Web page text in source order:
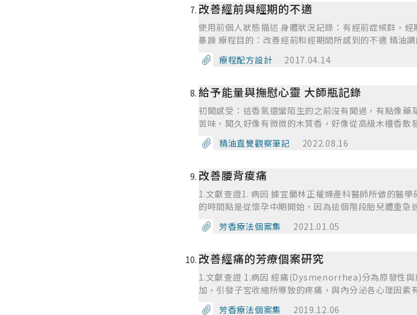
療效 大西洋雪松 是很有效的消毒劑，可以消炎、抗菌、收斂、利尿、柔軟、化痰、殺黴菌，適合治 療慢性支氣管
效。在生殖、泌尿系統方面有很有療 效，可以調節腎
的特 性有利油性膚質，能改善面皰和粉刺、幫助消除
頭皮屑和禿髮。 純正薰衣草 肌肉系統：拉傷、扭傷、關節炎、風濕、肩頸僵硬、腰痠背痛 神經系統：止痛、頭
血、驅寒、除濕、發汗、增溫、健胃、止嘔、消水腫、
肌肉痙攣、扭傷、下背部疼痛；暖筋骨、促血 循、活
根使用心得追蹤 使用前 氣味感受： 裡面的大雪、薰衣草
一堂課舉手請問老師，後來老師說骨科用油至少要 10
點狀塗，10ml 塗完約一週半，發現果然對骨科有比前
己為了骨科和痘痘，在老師建議配方之外又加了 西洋
改善經前與經期的不適
使用前個人狀態描述 身體狀況記錄：有經前症候群，經期間肚子會痛、腿部腫脹、腰痠背痛 情緒記錄：情緒會比較
暴躁 療程目的：改善經前和經期間所感到的不適 精油調配： 3% 基質名稱：葵花油 精油名稱 此精油的療效 甜茴香
舒緩經痛、幫助消化、排毒 絲柏 減緩生理期造成的水腫、減輕經前症候群、減緩靜脈曲張 葡萄柚 減輕壓力、疲
勞、抑鬱症、經前緊張症、消水腫 岩蘭草 促進腿部循環、減緩偏頭痛、改善睡眠、平靜心靈 使用心得追蹤 剛剛聞
療程配方設計 2017.04.14
給予能量與撫慰心靈 大師瓶記錄
初聞感受：這香氣還蠻陌生的之前沒有聞過，有點像
苦味，聞久好像有微微的木質香，好像從高級木櫃香散發出來。 身體各系統感應綜合觀察： 這香
沒有聞過，有點像藥草的氣味，有涼涼的味道，有迷
好像從高級木櫃香散發出來，也伴隨者甜甜的氣味，
印象中好像有夢到月經快要來了，醒來去廁所果然沒錯
這味道非常的怪，這大概是我調香裡不太會選擇的精
有關吧！想付出點能力去幫助別人，但有時在人群裡又
正需要它。雖然不愛這隻精油的氣味，但從初階一直
+佛手柑的按摩油做使用。
精油直覺觀察筆記 2022.08.16
改善腰背痠痛
1.文獻查證1. 病因 據宜蘭林正權婦產科醫師所做的醫
的時間點是從懷孕中期開始，因為這個階段胎兒體重
空間與力氣去承受小寶寶幸福的體積與重量，腹部與
骨上韌帶會在懷孕過程中因為妊娠分泌激素變鬆弛，
有可能會使得腰痛、下背痛長年如影隨形。 如果薦髂韌帶鬆弛的話，就無法好好抓緊薦椎和髂骨，等於骨盆和腰椎
定主要由韌帶負責，動態則是肌肉肌腱等。韌帶鬆掉
了，而導致肌肉緊繃及疼痛。而恥骨聯合上韌帶鬆弛，
症狀 長時間久坐易感到腰痠背痛、坐姿起身一剎那間
芳香療法個案集 2021.01.05
改善經痛的芳療個案研究
1.文獻查證 1.病因 經痛(Dysmenorrhea)分為原發性
加，引發子宮收縮所導致的疼痛，與內分泌各心理因
長且肥胖婦女 · 月經來前 24小時就開始，疼痛持續數
芳香療法個案集 2019.12.06